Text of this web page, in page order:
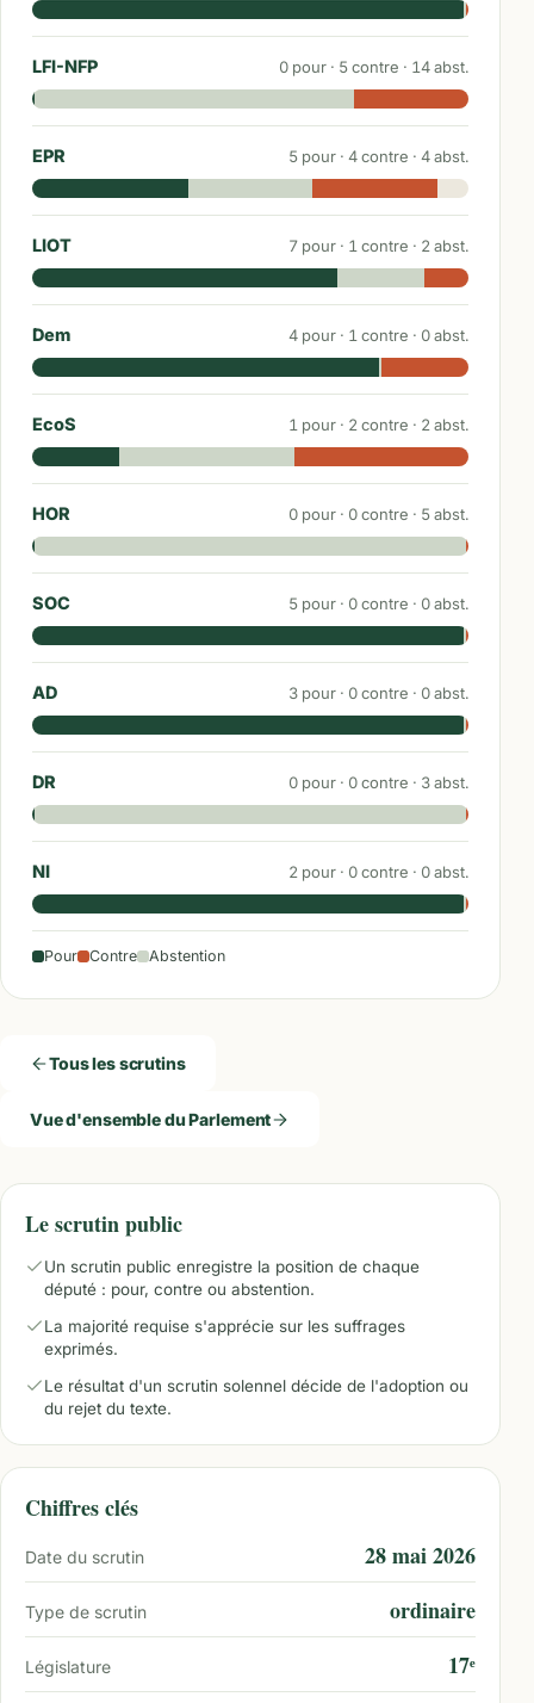
LFI-NFP 0 pour · 5contre · 14abst.
EPR 5 pour · 4contre · 4abst.
LIOT 7 pour · 1 contre · 2 abst.
Dem 4 pour · 1 contre · 0abst.
EcoS 1 pour · 2 contre · 2 abst.
HOR 0 pour · 0contre · 5abst.
SOC 5 pour · 0contre · 0abst.
AD 3 pour · 0contre · 0abst.
DR 0 pour · 0contre · 3abst.
NI 2 pour · 0contre · 0abst.
Pour Contre Abstention
Tous les scrutins
Vue d'ensemble du Parlement
Le scrutin public
Un scrutin public enregistre la position de chaque
député : pour, contre ou abstention.
La majorité requise s'apprécie sur les suffrages
exprimés.
Le résultat d'un scrutin solennel décide de l'adoption ou
du rejet du texte.
Chiffres clés
Date du scrutin 28 mai 2026
Type de scrutin ordinaire
Législature 17ᵉ